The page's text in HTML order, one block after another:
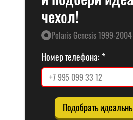
чехол!
Polaris Genesis 1999-2004
Номер телефона:
Подобрать